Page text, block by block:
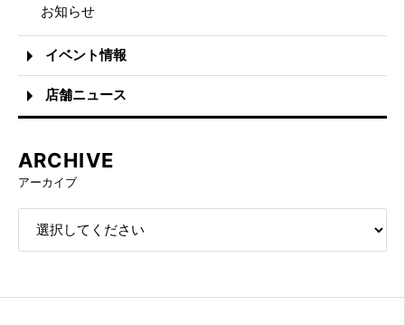
お知らせ
イベント情報
店舗ニュース
ARCHIVE
アーカイブ